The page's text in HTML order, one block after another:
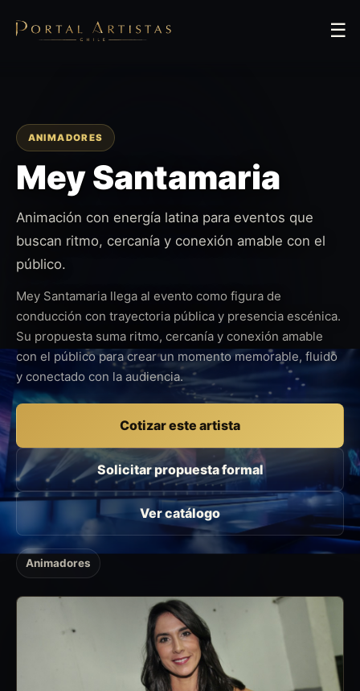
☰
ANIMADORES
Mey Santamaria
Animación con energía latina para eventos que
buscan ritmo, cercanía y conexión amable con el
público.
Mey Santamaria llega al evento como figura de
conducción con trayectoria pública y presencia escénica.
Su propuesta suma ritmo, cercanía y conexión amable
con el público para crear un momento memorable, fluido
y conectado con la audiencia.
Cotizar este artista
Solicitar propuesta formal
Ver catálogo
Animadores